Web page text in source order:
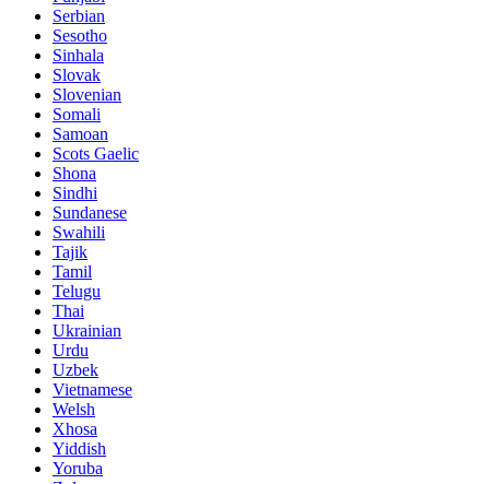
Serbian
Sesotho
Sinhala
Slovak
Slovenian
Somali
Samoan
Scots Gaelic
Shona
Sindhi
Sundanese
Swahili
Tajik
Tamil
Telugu
Thai
Ukrainian
Urdu
Uzbek
Vietnamese
Welsh
Xhosa
Yiddish
Yoruba